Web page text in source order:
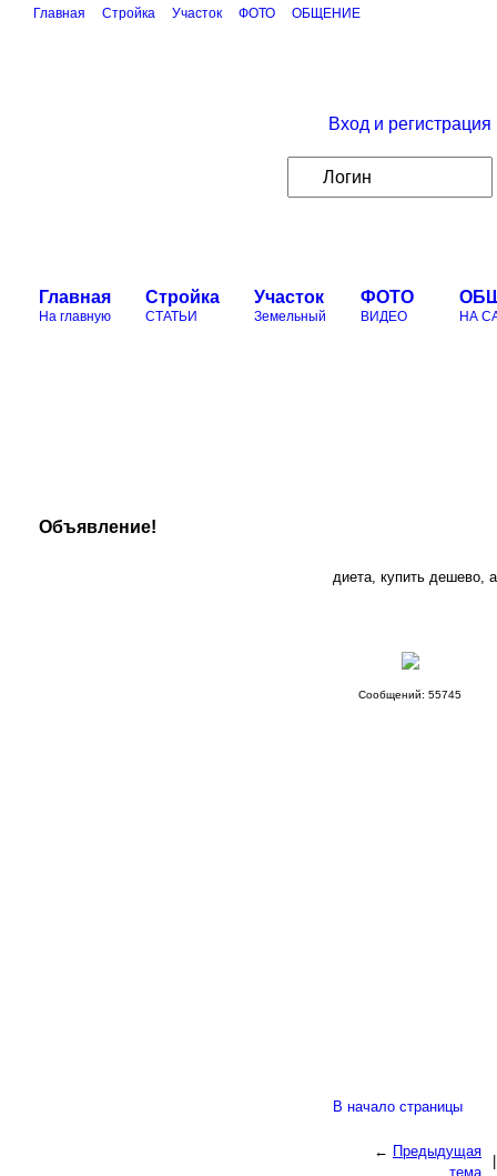
Главная Стройка Участок ФОТО ОБЩЕНИЕ
Вход и регистрация
Главная
На главную
Стройка
СТАТЬИ
Участок
Земельный
ФОТО
ВИДЕО НА
диета, купить дешево,
Сообщений: 55745
В начало страницы
← Предыдущая
тема
Объявление!